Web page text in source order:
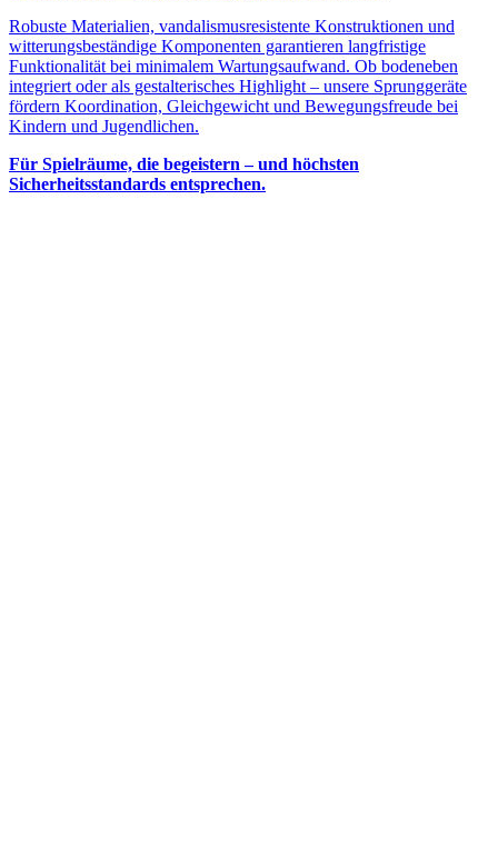
Robuste Materialien, vandalismusresistente Konstruktionen und
witterungsbeständige Komponenten garantieren langfristige
Funktionalität bei minimalem Wartungsaufwand. Ob bodeneben
integriert oder als gestalterisches Highlight – unsere Sprunggeräte
fördern Koordination, Gleichgewicht und Bewegungsfreude bei
Kindern und Jugendlichen.
Für Spielräume, die begeistern – und höchsten
Sicherheitsstandards entsprechen.